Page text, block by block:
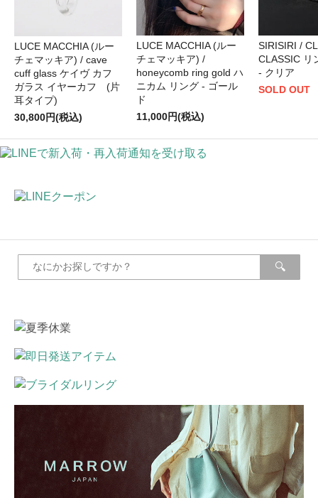
LUCE MACCHIA (ルー
チェマッキア) / cave
cuff glass ケイヴ カフ
ガラス イヤーカフ (片
耳タイプ)
30,800円(税込)
LUCE MACCHIA (ルー
チェマッキア) /
honeycomb ring gold ハ
ニカム リング - ゴール
ド
11,000円(税込)
SIRISIRI /
CLASSIC リ
- クリア
SOLD OUT